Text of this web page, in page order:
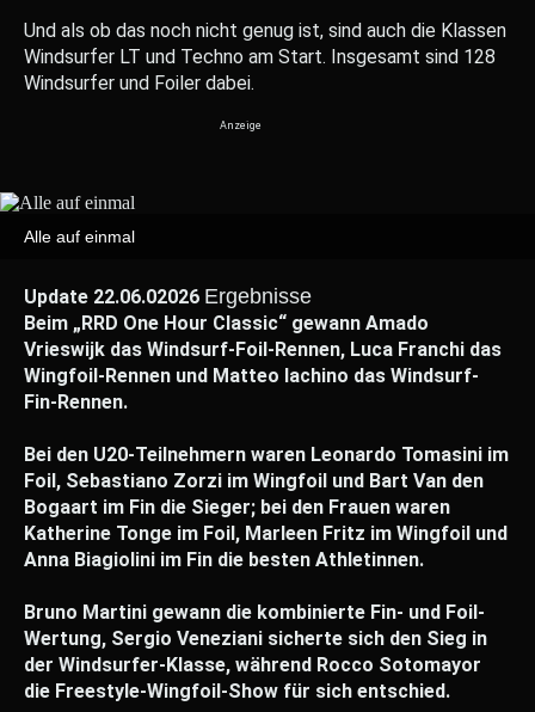
Und als ob das noch nicht genug ist, sind auch die Klassen
Windsurfer LT und Techno am Start. Insgesamt sind 128
Windsurfer und Foiler dabei.
Alle auf einmal
Update 22.06.02026 Ergebnisse
Beim „RRD One Hour Classic“ gewann Amado
Vrieswijk das Windsurf-Foil-Rennen, Luca Franchi das
Wingfoil-Rennen und Matteo Iachino das Windsurf-
Fin-Rennen.
Bei den U20-Teilnehmern waren Leonardo Tomasini im
Foil, Sebastiano Zorzi im Wingfoil und Bart Van den
Bogaart im Fin die Sieger; bei den Frauen waren
Katherine Tonge im Foil, Marleen Fritz im Wingfoil und
Anna Biagiolini im Fin die besten Athletinnen.
Bruno Martini gewann die kombinierte Fin- und Foil-
Wertung, Sergio Veneziani sicherte sich den Sieg in
der Windsurfer-Klasse, während Rocco Sotomayor
die Freestyle-Wingfoil-Show für sich entschied.